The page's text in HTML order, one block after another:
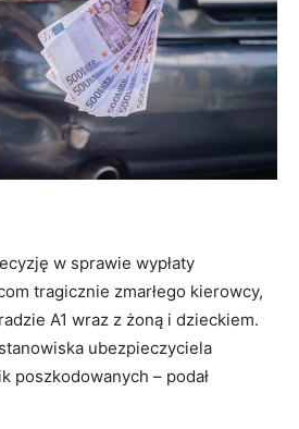
w sprawie wypłaty
tragicznie zmarłego kierowcy,
A1 wraz z żoną i dzieckiem.
ubezpieczyciela
poszkodowanych – podał